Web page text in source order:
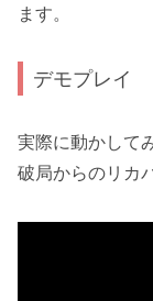
ます。
デモプレイ
実際に動かして
破局からのリカ